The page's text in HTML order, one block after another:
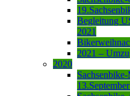
Begleitung
2021
2021 –
2020